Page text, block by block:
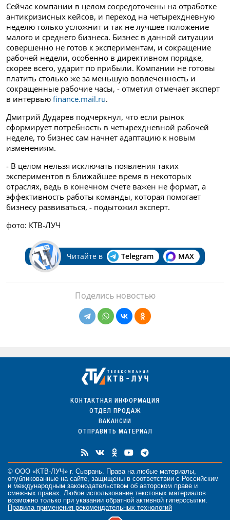
Сейчас компании в целом сосредоточены на отработке
антикризисных кейсов, и переход на четырехдневную
неделю только усложнит и так не лучшее положение
малого и среднего бизнеса. Бизнес в данной ситуации
совершенно не готов к экспериментам, и сокращение
рабочей недели, особенно в директивном порядке,
скорее всего, ударит по прибыли. Компании не готовы
платить столько же за меньшую вовлеченность и
сокращенные рабочие часы, - отметил отмечает эксперт
в интервью finance.mail.ru.
Дмитрий Дударев подчеркнул, что если рынок
сформирует потребность в четырехдневной рабочей
неделе, то бизнес сам начнет адаптацию к новым
изменениям.
- В целом нельзя исключать появления таких
экспериментов в ближайшее время в некоторых
отраслях, ведь в конечном счете важен не формат, а
эффективность работы команды, которая помогает
бизнесу развиваться, - подытожил эксперт.
фото: КТВ-ЛУЧ
Читайте в Telegram MAX
Поделись новостью
КОНТАКТНАЯ ИНФОРМАЦИЯ
ОТДЕЛ ПРОДАЖ
ВАКАНСИИ
ОТПРАВИТЬ МАТЕРИАЛ
© ООО «КТВ-ЛУЧ» г. Сызрань. Права на любые материалы
опубликованные на сайте, защищены в соответствии с Российским
и международным законодательством об авторском праве и
смежных правах. Любое использование текстовых материалов
возможно только при указании обратной активной гиперссылки.
Правила применения рекомендательных технологий